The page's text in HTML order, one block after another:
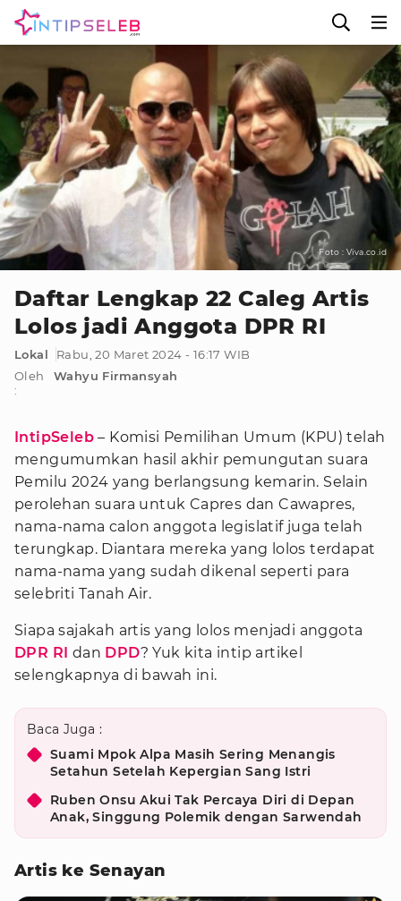
Foto : Viva.co.id
Daftar Lengkap 22 Caleg Artis
Lolos jadi Anggota DPR RI
Lokal
Rabu, 20 Maret 2024 - 16:17 WIB
Oleh
:
Wahyu Firmansyah
IntipSeleb – Komisi Pemilihan Umum (KPU) telah
mengumumkan hasil akhir pemungutan suara
Pemilu 2024 yang berlangsung kemarin. Selain
perolehan suara untuk Capres dan Cawapres,
nama-nama calon anggota legislatif juga telah
terungkap. Diantara mereka yang lolos terdapat
nama-nama yang sudah dikenal seperti para
selebriti Tanah Air.
Siapa sajakah artis yang lolos menjadi anggota
DPR RI dan DPD? Yuk kita intip artikel
selengkapnya di bawah ini.
Baca Juga :
Suami Mpok Alpa Masih Sering Menangis
Setahun Setelah Kepergian Sang Istri
Ruben Onsu Akui Tak Percaya Diri di Depan
Anak, Singgung Polemik dengan Sarwendah
Artis ke Senayan